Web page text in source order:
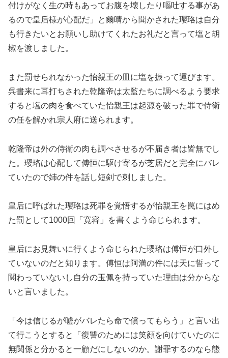
付けがなく生の時もあってお腹を壊したり嘔吐する事があ
るので皇后様が心配だ」と爾晴から聞かされた瓔珞は自分
も行きたいとお願いし助けてくれたお礼だと言って塩と胡
椒を渡しました。
また罰せられなかった怡親王の皿に塩を振って運びます。
呉書来に耳打ちされた乾隆帝は太監たちに調べるよう要求
すると塩の肉を食べていた怡親王は起源を破った罪で侍衛
の任を解かれ宗人府に送られます。
乾隆帝は外の侍衛の肉も調べさせるが不届き者は皆無でし
た。瓔珞は心配して傅恒に駆け寄るが芝居だと完全にバレ
ていたので姉の件を話し短剣で刺しました。
皇后に呼ばれた瓔珞は死罪を覚悟するが怡親王を罠にはめ
た罰として1000回「寛容」を書くよう命じられます。
皇后にお見舞いに行くよう命じられた瓔珞は傅恒が口外し
ていないのだと知ります。傅恒は阿満の件には天に誓って
関わっていないし自分の玉佩を持っていた理由は分からな
いと言いました。
「今は信じるが嘘がバレたら命で償ってもらう」と言い出
て行こうとすると「復讐のためには笑顔を向けていたのに
無関係と分かると一顧だにしないのか。謝罪するのなら態